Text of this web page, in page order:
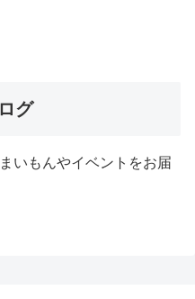
グ
いもんやイベントをお届